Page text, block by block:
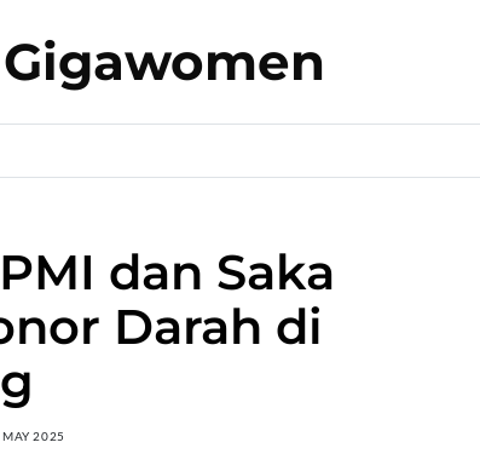
Gigawomen
dan Saka
Darah di
2025